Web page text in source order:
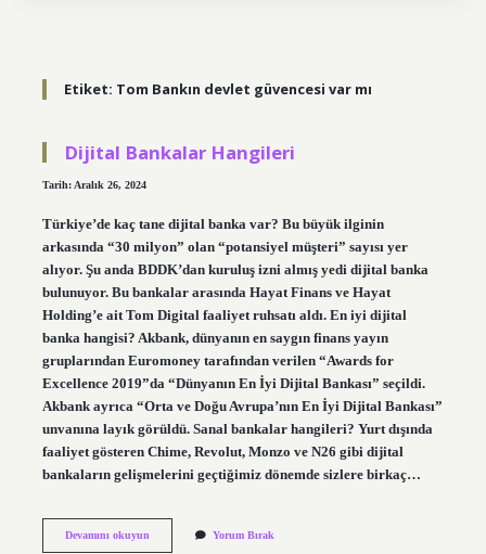
Etiket: Tom Bankın devlet güvencesi var mı
Dijital Bankalar Hangileri
Tarih: Aralık 26, 2024
Türkiye’de kaç tane dijital banka var? Bu büyük ilginin
arkasında “30 milyon” olan “potansiyel müşteri” sayısı yer
alıyor. Şu anda BDDK’dan kuruluş izni almış yedi dijital banka
bulunuyor. Bu bankalar arasında Hayat Finans ve Hayat
Holding’e ait Tom Digital faaliyet ruhsatı aldı. En iyi dijital
banka hangisi? Akbank, dünyanın en saygın finans yayın
gruplarından Euromoney tarafından verilen “Awards for
Excellence 2019”da “Dünyanın En İyi Dijital Bankası” seçildi.
Akbank ayrıca “Orta ve Doğu Avrupa’nın En İyi Dijital Bankası”
unvanına layık görüldü. Sanal bankalar hangileri? Yurt dışında
faaliyet gösteren Chime, Revolut, Monzo ve N26 gibi dijital
bankaların gelişmelerini geçtiğimiz dönemde sizlere birkaç…
Devamını okuyunDijital
Yorum Bırak